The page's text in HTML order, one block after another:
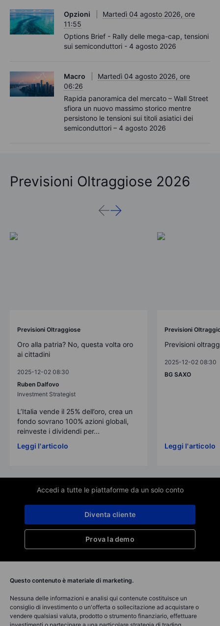
Opzioni
Martedì 04 agosto 2026, ore
11:55
Options Brief - Rally delle mega-cap, tensioni
sui semiconduttori - 4 agosto 2026
Macro
Martedì 04 agosto 2026, ore
06:26
Rapida panoramica del mercato – Wall Street
sfiora un nuovo massimo storico mentre
persistono le tensioni sui titoli asiatici dei
semiconduttori – 4 agosto 2026
Previsioni Oltraggiose 2026
Previsioni Oltraggiose
Oro alla patria? No, questa volta oro
ai cittadini
2025-12-02 08:30
Ruben Dalfovo
Investment Strategist
L’Italia vende il 25% dell’oro, crea un
fondo sovrano 100% azioni globali,
reinveste i dividendi per...
Leggi l'articolo
Previsioni
Previsioni
2025-12-02 08:30
BG SAXO
Leggi l'articolo
Accedi a tutte le piattaforme da un solo conto
Prova la demo
Diventa cliente
Questo contenuto è materiale di marketing.
Nessuna delle informazioni e analisi qui contenute costituisce un
consiglio di investimento o un'offerta o sollecitazione ad acquistare o
vendere qualsiasi valuta, prodotto o strumento finanziario, effettuare
investimenti o partecipare a una particolare strategia di trading.